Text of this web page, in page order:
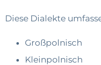
Diese Dialekte
Großpolnisch
Kleinpolnisch